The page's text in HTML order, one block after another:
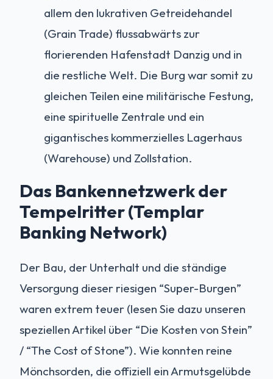
allem den lukrativen Getreidehandel
(Grain Trade) flussabwärts zur
florierenden Hafenstadt Danzig und in
die restliche Welt. Die Burg war somit zu
gleichen Teilen eine militärische Festung,
eine spirituelle Zentrale und ein
gigantisches kommerzielles Lagerhaus
(Warehouse) und Zollstation.
Das Bankennetzwerk der
Tempelritter (Templar
Banking Network)
Der Bau, der Unterhalt und die ständige
Versorgung dieser riesigen “Super-Burgen”
waren extrem teuer (lesen Sie dazu unseren
speziellen Artikel über “Die Kosten von Stein”
/ “The Cost of Stone”). Wie konnten reine
Mönchsorden, die offiziell ein Armutsgelübde